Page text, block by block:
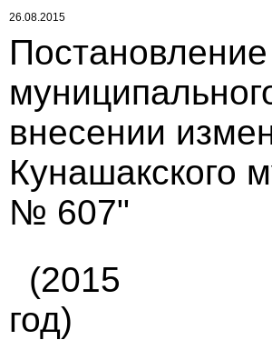
26.08.2015
внесении
Кунашакского
№ 607"
(2015
год)